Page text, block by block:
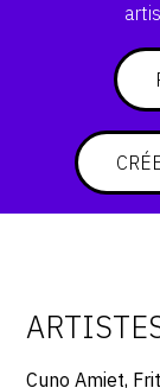
Cuno Amiet,